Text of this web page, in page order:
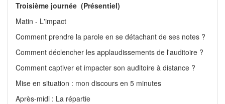
Troisième journée (Présentiel)
Matin - L'impact
Comment prendre la parole en se détachant de ses notes ?
Comment déclencher les applaudissements de l'auditoire ?
Comment captiver et impacter son auditoire à distance ?
Mise en situation : mon discours en 5 minutes
Après-midi : La répartie